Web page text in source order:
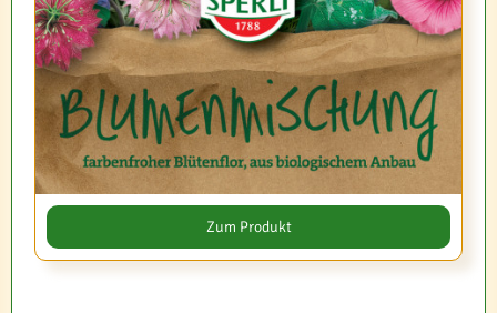
Zum Produkt